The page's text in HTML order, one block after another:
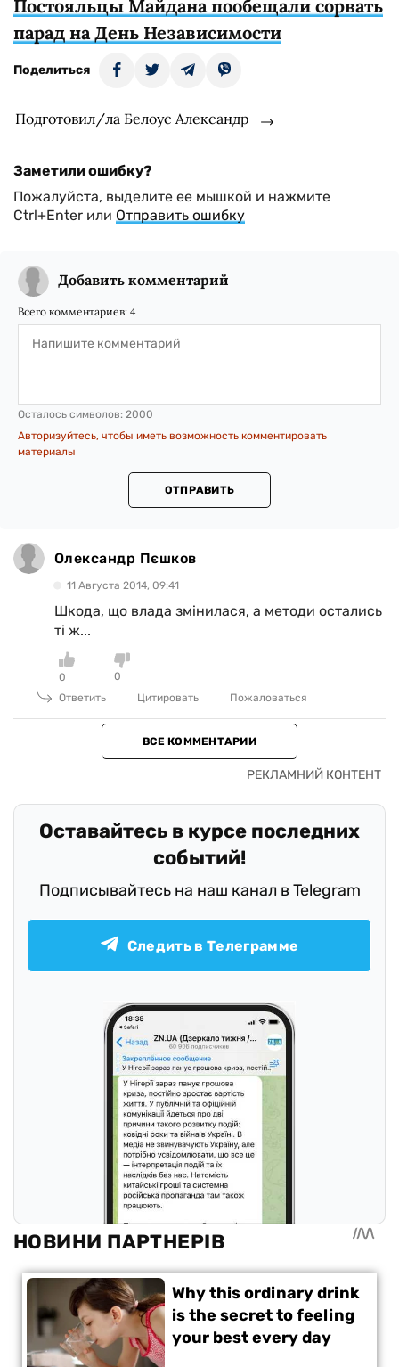
Постояльцы Майдана пообещали сорвать
парад на День Независимости
Поделиться
Подготовил/ла Белоус Александр
Заметили ошибку?
Пожалуйста, выделите ее мышкой и нажмите
Ctrl+Enter или Отправить ошибку
Добавить комментарий
Всего комментариев: 4
Осталось символов: 2000
Авторизуйтесь, чтобы иметь возможность комментировать
материалы
ОТПРАВИТЬ
Олександр Пєшков
11 Августа 2014, 09:41
Шкода, що влада змінилася, а методи остались
ті ж...
0
0
Ответить
Цитировать Пожаловаться
ВСЕ КОММЕНТАРИИ
Оставайтесь в курсе последних
событий!
Подписывайтесь на наш канал в Telegram
Следить в Телеграмме